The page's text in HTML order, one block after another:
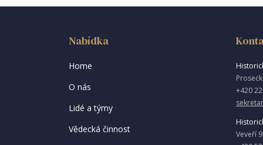
Nabídka
Home
O nás
Lidé a týmy
Vědecká činnost
+420
Veveří